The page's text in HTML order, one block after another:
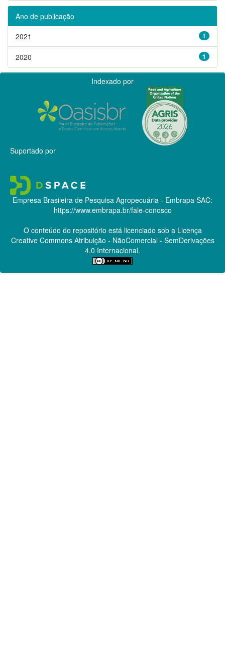
Ano de publicação
1
2021
1
2020
Indexado por
Suportado por
Empresa Brasileira de Pesquisa Agropecuária - Embrapa SAC:
https://www.embrapa.br/fale-conosco
O conteúdo do repositório está licenciado sob a Licença
Creative CommonsAtribuição - NãoComercial - SemDerivações
4.0 Internacional.